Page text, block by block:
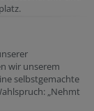
wir unserem
selbstgemachte
„Nehmt